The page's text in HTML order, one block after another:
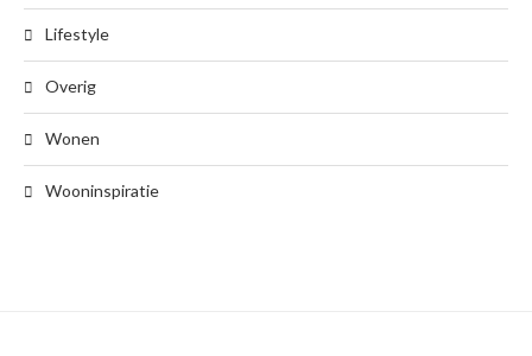
Lifestyle
Overig
Wonen
Wooninspiratie